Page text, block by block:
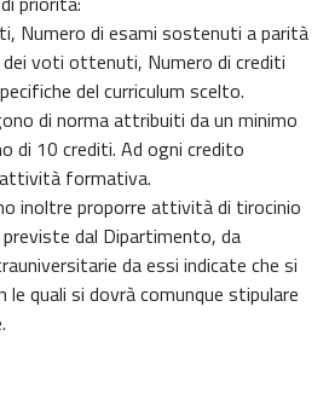
Numero di esami sostenuti a parità
voti ottenuti, Numero di crediti
del curriculum scelto.
di norma attribuiti da un minimo
di 10 crediti. Ad ogni credito
formativa.
inoltre proporre attività di tirocinio
dal Dipartimento, da
da essi indicate che si
le quali si dovrà comunque stipulare